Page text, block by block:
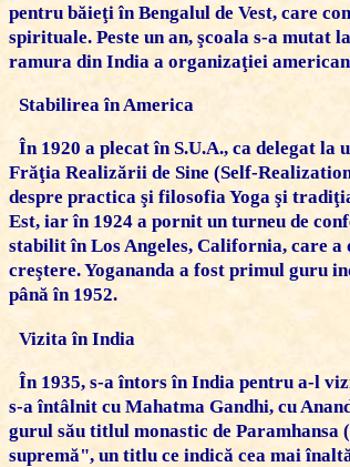
pentru băieţi în Bengalul de Vest, care
spirituale. Peste un an, şcoala s-a mutat
ramura din India a organizaţiei
Stabilirea în America
În 1920 a plecat în S.U.A., ca delegat
Frăţia Realizării de Sine (Self-
despre practica şi filosofia Yoga şi
Est, iar în 1924 a pornit un turneu de
stabilit înLos Angeles, California, care a
creştere. Yogananda a fost primul guru
până în 1952.
Vizita în India
În 1935, s-a întors în India pentru a-l
s-a întâlnit cu Mahatma Gandhi, cu
gurul său titlul monastic de Paramhansa
supremă", un titlu ce indică cea mai